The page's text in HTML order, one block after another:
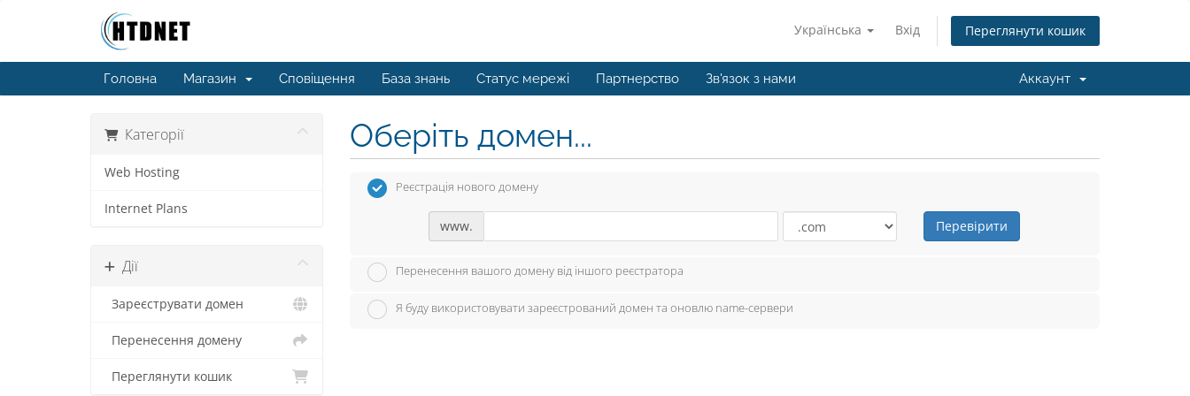
Українська Вхід Переглянути кошик
Головна Магазин Сповіщення База знань Статус мережі Партнерство Зв'язок з нами Аккаунт
Категорії
Web Hosting
Internet Plans
Дії
Зареєструвати домен
Перенесення домену
Переглянути кошик
Оберіть домен...
Реєстрація нового домену
www. Перевірити
Перенесення вашого домену від іншого реєстратора
Я буду використовувати зареєстрований домен та оновлю name-сервери